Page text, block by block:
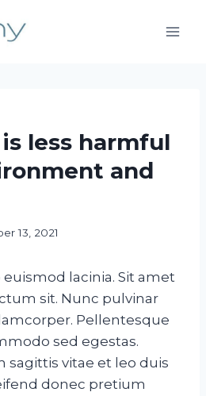
less harmful
and
13, 2021
lacinia. Sit amet
sit. Nunc pulvinar
Pellentesque
sed egestas.
vitae et leo duis
donec pretium